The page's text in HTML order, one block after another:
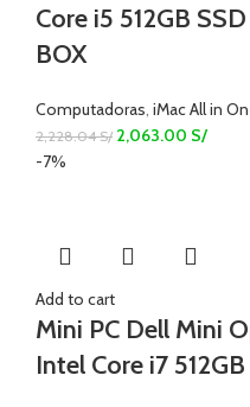
Core i5 512GB
BOX
Computadoras iMac All in
2,228.04S/ 2,063.00 S/
-7%
Add to cart
Mini PC Dell Mini
Intel Core i7